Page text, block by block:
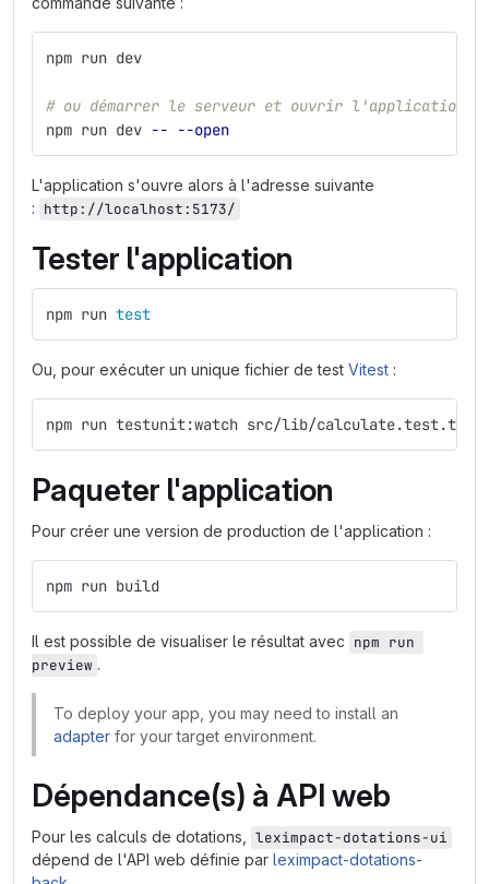
npm run dev
# ou démarrer le serveur et ouvrir l'application
npm run dev -- --open
L'application s'ouvre alors à l'adresse suivante
: http://localhost:5173/
Tester l'application
npm run test
Ou, pour exécuter un unique fichier de test Vitest :
npm run testunit:watch src/lib/calculate.test.ts
Paqueter l'application
Pour créer une version de production de l'application :
npm run build
Il est possible de visualiser le résultat avec npm run
preview .
To deploy your app, you may need to install an
adapter for your target environment.
Dépendance(s) à API web
Pour les calculs de dotations,
leximpact-dotations-ui
dépend de l'API web définie par leximpact-dotations-